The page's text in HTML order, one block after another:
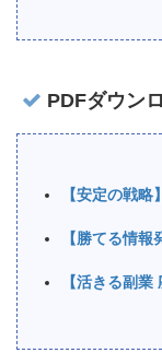
PDFダウン
【安定の戦
【勝てる情
【活きる副